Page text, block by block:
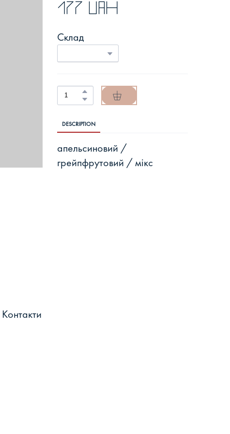
177 UAH
Склад
DESCRIPTION
апельсиновий /
грейпфрутовий / мікс
Контакти